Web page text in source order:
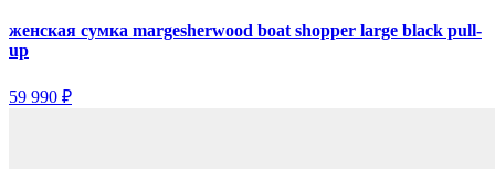
женская сумка margesherwood boat shopper large black pull-
up
59 990 ₽